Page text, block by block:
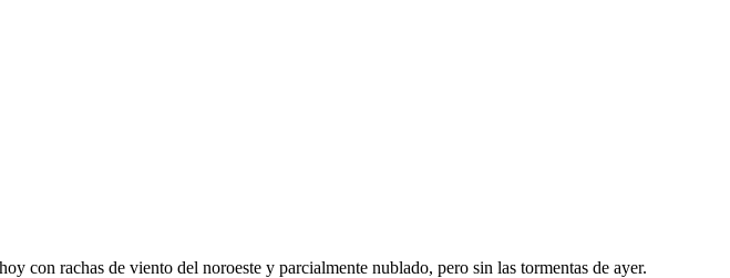
con rachas de viento del noroeste y parcialmente nublado, pero sin las tormentas de ayer.